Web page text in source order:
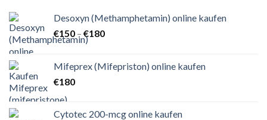
Desoxyn (Methamphetamin) online kaufen
€150 – €180Preisspanne:
€180
Mifeprex (Mifepriston) online kaufen
€180
Cytotec 200-mcg online kaufen